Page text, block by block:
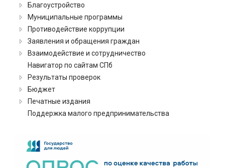
Благоустройство
Муниципальные программы
Противодействие коррупции
Заявления и обращения граждан
Взаимодействие и сотрудничество
Навигатор по сайтам СПб
Результаты проверок
Бюджет
Печатные издания
Поддержка малого предпринимательства